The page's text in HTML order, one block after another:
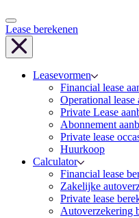
Lease berekenen
Leasevormen
Financial lease
Operational lease
Private Lease
Abonnement
Private lease
Huurkoop
Calculator
Financial lease
Zakelijke
Private lease
Autoverzekering